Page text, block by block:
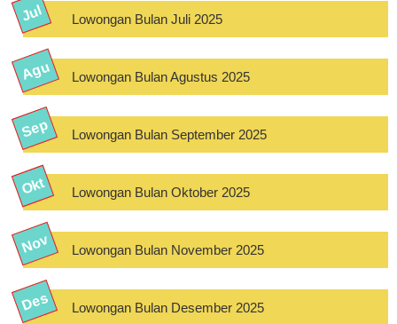
Lowongan Bulan Juli 2025
Lowongan Bulan Agustus 2025
Lowongan Bulan September 2025
Lowongan Bulan Oktober 2025
Lowongan Bulan November 2025
Lowongan Bulan Desember 2025